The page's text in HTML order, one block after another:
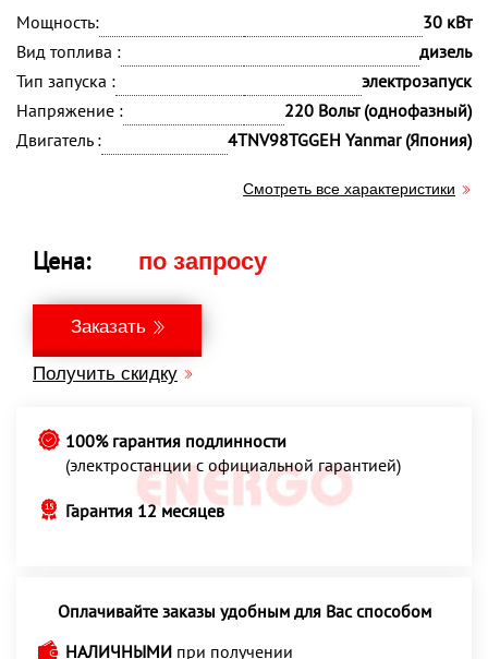
Мощность:
30 кВт
Вид топлива :
дизель
Тип запуска :
электрозапуск
Напряжение :
220 Вольт (однофазный)
Двигатель :
4TNV98TGGEH Yanmar (Япония)
Смотреть все характеристики
Цена: по запросу
Заказать
Получить скидку
100% гарантия подлинности
(электростанции с официальной гарантией)
Гарантия 12 месяцев
Оплачивайте заказы удобным для Вас способом
НАЛИЧНЫМИ при получении